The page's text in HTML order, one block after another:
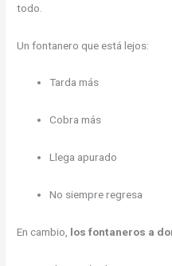
todo.
Un fontanero que está lejos:
Tarda más
Cobra más
Llega apurado
No siempre regresa
En cambio, los fontaneros a